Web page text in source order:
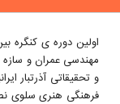
اولین دوره ی کنگره
مهندسی عمران و
و تحقیقاتی آذرتبار